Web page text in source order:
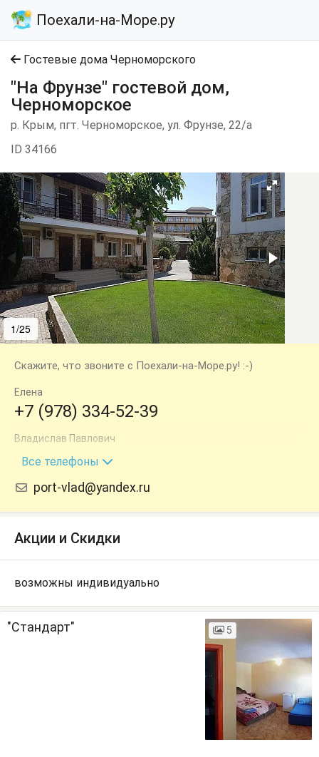
Поехали-на-Море.ру
Гостевые дома Черноморского
"На Фрунзе" гостевой дом,
Черноморское
р. Крым, пгт. Черноморское, ул. Фрунзе, 22/а
ID 34166
1/25
Скажите, что звоните с Поехали-на-Море.ру! :-)
Елена
+7 (978) 334-52-39
Владислав Павлович
+7 (978) 334-52-36
Все телефоны
port-vlad@yandex.ru
Акции и Скидки
возможны индивидуально
"Стандарт" 5